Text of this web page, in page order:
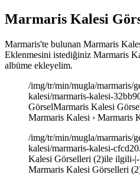
Marmaris Kalesi
Marmaris'te bulunan Marmaris
Eklenmesini istediğiniz Marmaris
albüme ekleyelim.
/img/tr/min/mugla/marmaris/
kalesi/marmaris-kalesi-
GörselMarmaris Kalesi
Marmaris Kalesi › Marmaris
/img/tr/min/mugla/marmaris/
kalesi/marmaris-kalesi-
Kalesi Görselleri (2)ile ilgili-
Marmaris Kalesi Görselleri